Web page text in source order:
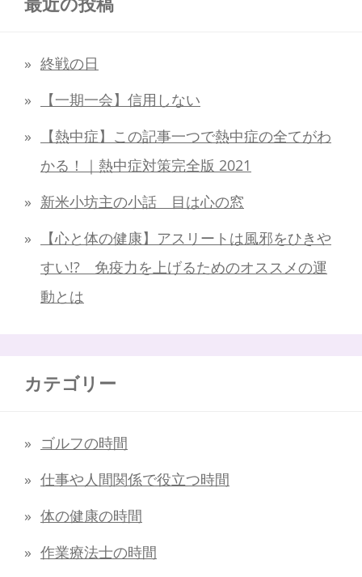
終戦の日
【一期一会】信用しない
【熱中症】この記事一つで熱中症の全てがわ
かる！｜熱中症対策完全版 2021
新米小坊主の小話 目は心の窓
【心と体の健康】アスリートは風邪をひきや
すい!? 免疫力を上げるためのオススメの運
動とは
カテゴリー
ゴルフの時間
仕事や人間関係で役立つ時間
体の健康の時間
作業療法士の時間